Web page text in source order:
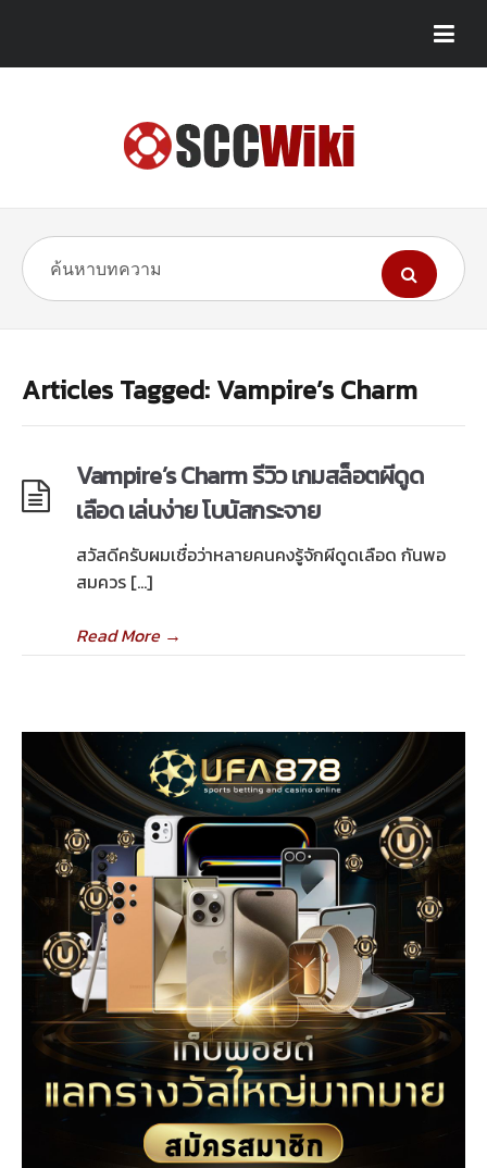
Articles Tagged: Vampire’s Charm
Vampire’s Charm รีวิว เกมสล็อตผีดูด
เลือด เล่นง่าย โบนัสกระจาย
สวัสดีครับผมเชื่อว่าหลายคนคงรู้จักผีดูดเลือด กันพอ
สมควร […]
Read More→